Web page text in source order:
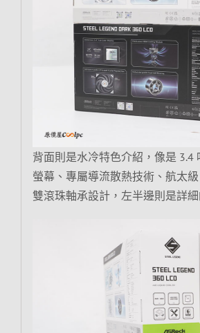
背面則是水冷特色介紹，像是 3.4
螢幕、專屬導流散熱技術、航太級
雙滾珠軸承設計，左半邊則是詳細